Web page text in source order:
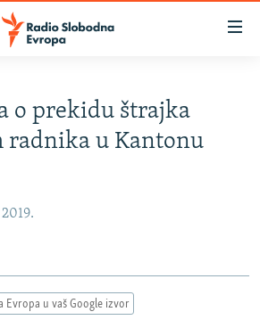
o prekidu štrajka
radnika u Kantonu
Evropa u vaš Google izvor